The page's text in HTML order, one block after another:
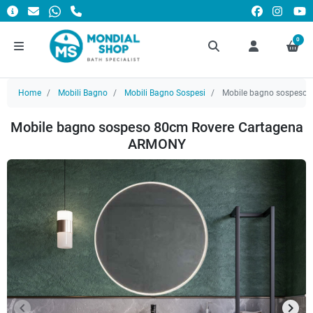
0
Home Mobili Bagno Mobili Bagno Sospesi Mobile bagno sospeso
Mobile bagno sospeso 80cm Rovere Cartagena
ARMONY
keyboard_arrow_left keyboard_arrow_right